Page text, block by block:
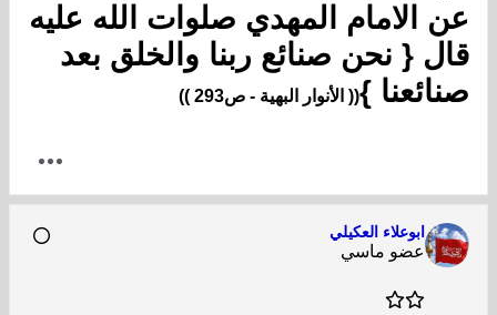
عن الامام المهدي صلوات الله عليه
قال { نحن صنائع ربنا والخلق بعد
صنائعنا }(( الأنوار البهية - ص293 ))
ابوعلاء العكيلي
عضو ماسي